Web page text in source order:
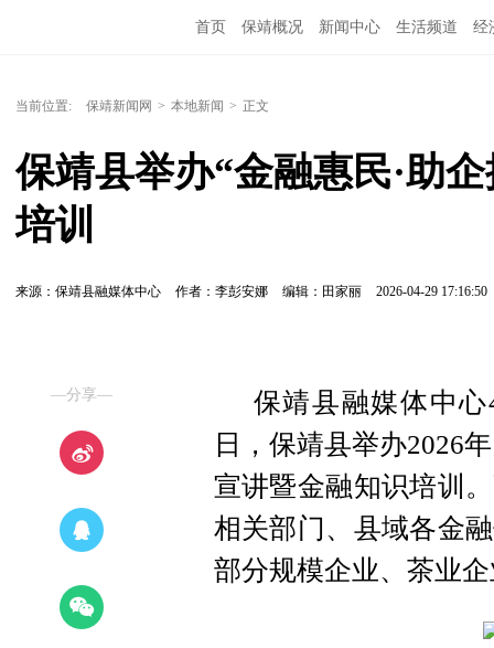
首页 保靖概况 新闻中心 生活频道 经
当前位置: 保靖新闻网 > 本地新闻 > 正文
保靖县举办“金融惠民·助
培训
来源：保靖县融媒体中心 作者：李彭安娜 编辑：田家丽 2026-04-29 17:16:50
—分享—
保靖县融媒体中
日，保靖县举办2026
宣讲暨金融知识培训
相关部门、县域各金
部分规模企业、茶业